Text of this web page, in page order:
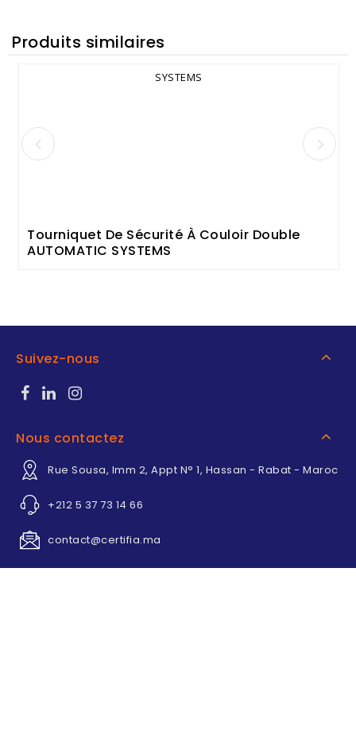
Produits similaires
Tourniquet De Sécurité À Couloir Double
AUTOMATIC SYSTEMS
Suivez-nous
Nous contactez
Rue Sousa, Imm 2, Appt N° 1, Hassan - Rabat - Maroc
+212 5 37 73 14 66
contact@certifia.ma